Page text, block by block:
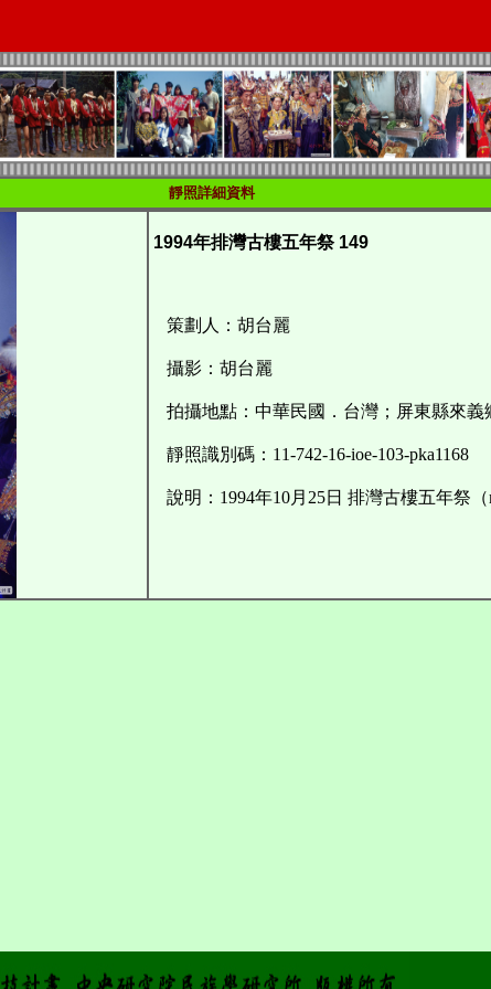
靜照詳細資料
1994年排灣古樓五年祭 149
策劃人：胡台麗
攝影：胡台麗
拍攝地點：中華民國．台灣；屏東縣來義
靜照識別碼：11-742-16-ioe-103-pka1168
說明：1994年10月25日 排灣古樓五年祭（